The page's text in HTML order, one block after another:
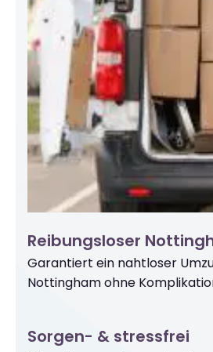
Reibungsloser
Garantiert ein nahtloser
Nottingham ohne
Sorgen- & stressfrei